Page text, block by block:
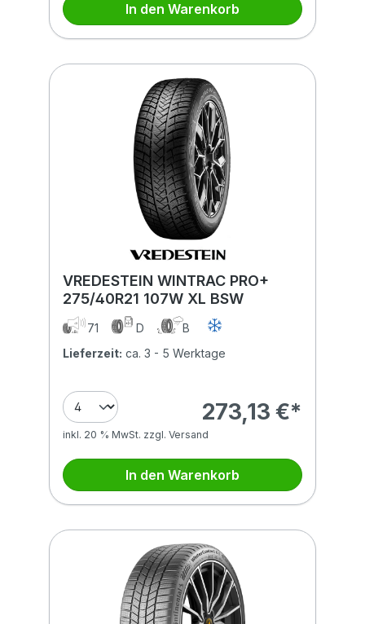
In den Warenkorb
VREDESTEIN WINTRAC PRO+
275/40R21 107W XL BSW
71 D
B
Lieferzeit: ca. 3 - 5 Werktage
273,13 €*
inkl. 20 % MwSt. zzgl. Versand
In den Warenkorb